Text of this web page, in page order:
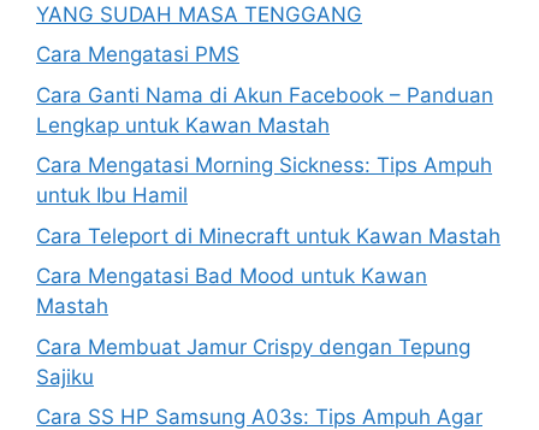
YANG SUDAH MASA TENGGANG
Cara Mengatasi PMS
Cara Ganti Nama di Akun Facebook – Panduan
Lengkap untuk Kawan Mastah
Cara Mengatasi Morning Sickness: Tips Ampuh
untuk Ibu Hamil
Cara Teleport di Minecraft untuk Kawan Mastah
Cara Mengatasi Bad Mood untuk Kawan
Mastah
Cara Membuat Jamur Crispy dengan Tepung
Sajiku
Cara SS HP Samsung A03s: Tips Ampuh Agar